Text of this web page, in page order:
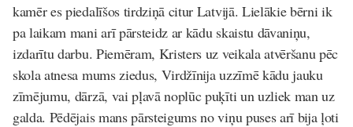
kamēr es piedalīšos tirdziņā citur Latvijā. Lielākie bērni ik
pa laikam mani arī pārsteidz ar kādu skaistu dāvaniņu,
izdarītu darbu. Piemēram, Kristers uz veikala atvēršanu pēc
skola atnesa mums ziedus, Virdžīnija uzzīmē kādu jauku
zīmējumu, dārzā, vai pļavā noplūc puķīti un uzliek man uz
galda. Pēdējais mans pārsteigums no viņu puses arī bija ļoti